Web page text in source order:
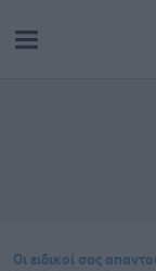
Οι ειδικοί σας